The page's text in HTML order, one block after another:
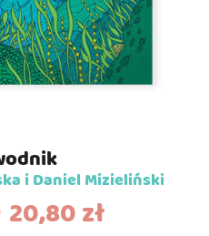
i Daniel Mizieliński
20,80zł